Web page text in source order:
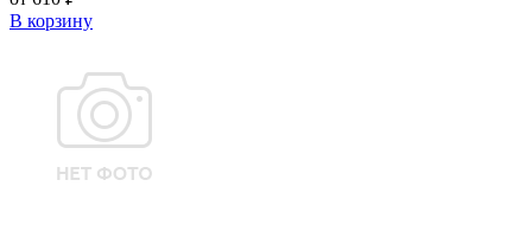
В корзину